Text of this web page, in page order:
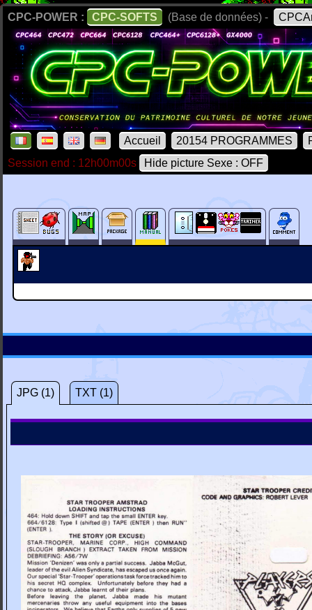
CPC-POWER : CPC-SOFTS (Base de données) -
Accueil 20154 PROGRAMMES
Session end : 12h00m00s
Hide picture Sexe : OFF
JPG (1) TXT (1)